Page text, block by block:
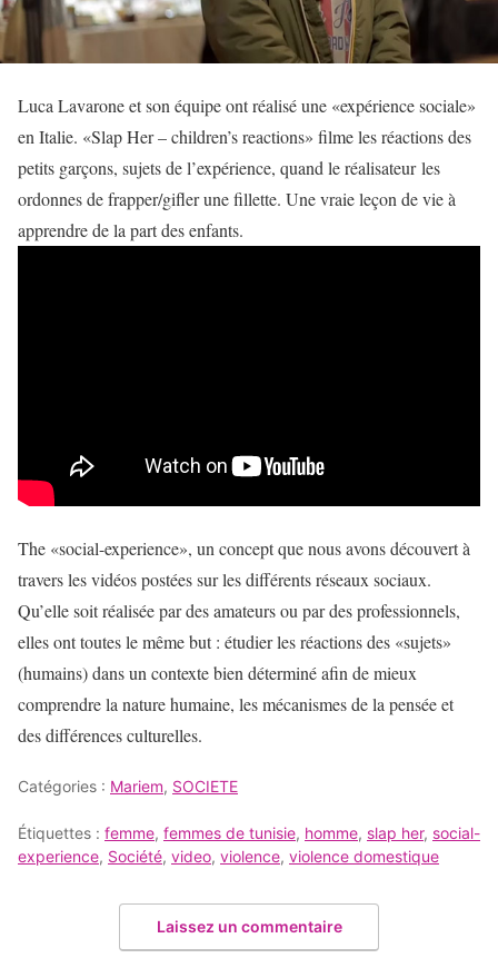
Luca Lavarone et son équipe ont réalisé une «expérience sociale»
en Italie. «Slap Her – children’s reactions» filme les réactions des
petits garçons, sujets de l’expérience, quand le réalisateur les
ordonnes de frapper/gifler une fillette. Une vraie leçon de vie à
apprendre de la part des enfants.
The «social-experience», un concept que nous avons découvert à
travers les vidéos postées sur les différents réseaux sociaux.
Qu’elle soit réalisée par des amateurs ou par des professionnels,
elles ont toutes le même but : étudier les réactions des «sujets»
(humains) dans un contexte bien déterminé afin de mieux
comprendre la nature humaine, les mécanismes de la pensée et
des différences culturelles.
Catégories : Mariem, SOCIETE
Étiquettes : femme, femmes de tunisie, homme, slap her, social-
experience, Société, video, violence, violence domestique
Laissez un commentaire